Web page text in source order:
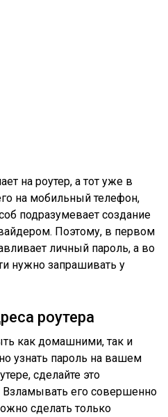
на роутер, а тот уже в
на мобильный телефон,
подразумевает создание
Поэтому, в первом
личный пароль, а во
нужно запрашивать у
роутера
как домашними, так и
узнать пароль на вашем
сделайте это
Взламывать его совершенно
сделать только